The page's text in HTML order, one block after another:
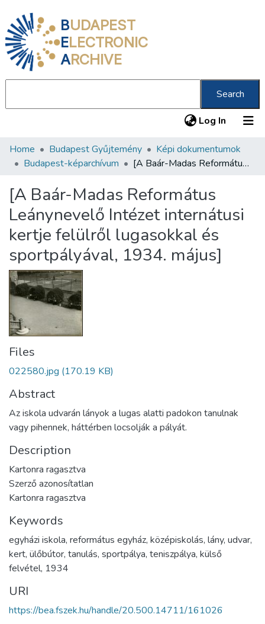
BUDAPEST
ELECTRONIC
ARCHIVE
Search
Log In (current)
Communities & Collections
Statistics
About us
Home Budapest Gyűjtemény
Képi dokumentumok
Budapest-képarchívum
[A Baár-Madas Református Leánynevelő Intézet internátusi kertje felülről lugasokkal és sportpályával, 1934. május]
[A Baár-Madas Református
Leánynevelő Intézet internátusi
kertje felülről lugasokkal és
sportpályával, 1934. május]
Files
022580.jpg (170.19 KB)
Abstract
Az iskola udvarán lányok a lugas alatti padokon tanulnak
vagy pihennek, háttérben locsolják a pályát.
Description
Kartonra ragasztva
Szerző azonosítatlan
Kartonra ragasztva
Keywords
egyházi iskola, református egyház, középiskolás, lány, udvar,
kert, ülőbútor, tanulás, sportpálya, teniszpálya, külső
felvétel, 1934
URI
https://bea.fszek.hu/handle/20.500.14711/161026